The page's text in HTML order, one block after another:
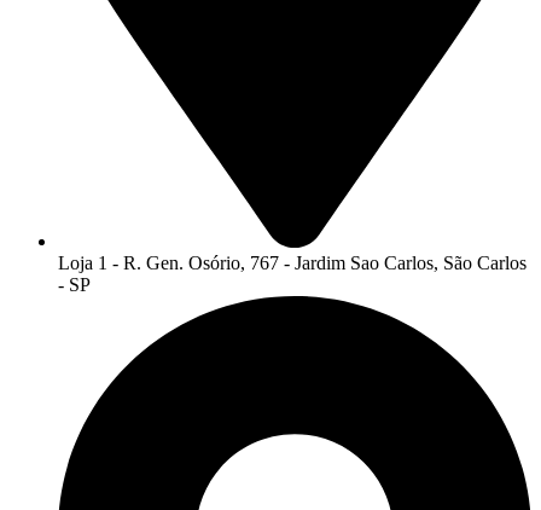
Loja 1 - R. Gen. Osório, 767 - Jardim Sao Carlos, São Carlos
- SP